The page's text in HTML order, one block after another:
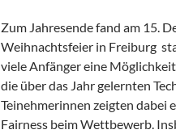
Zum Jahresende fand am 15.
Weihnachtsfeier in Freiburg
viele Anfänger eine
die über das Jahr gelernten
Teinehmerinnen zeigten dabei
Fairness beim Wettbewerb.